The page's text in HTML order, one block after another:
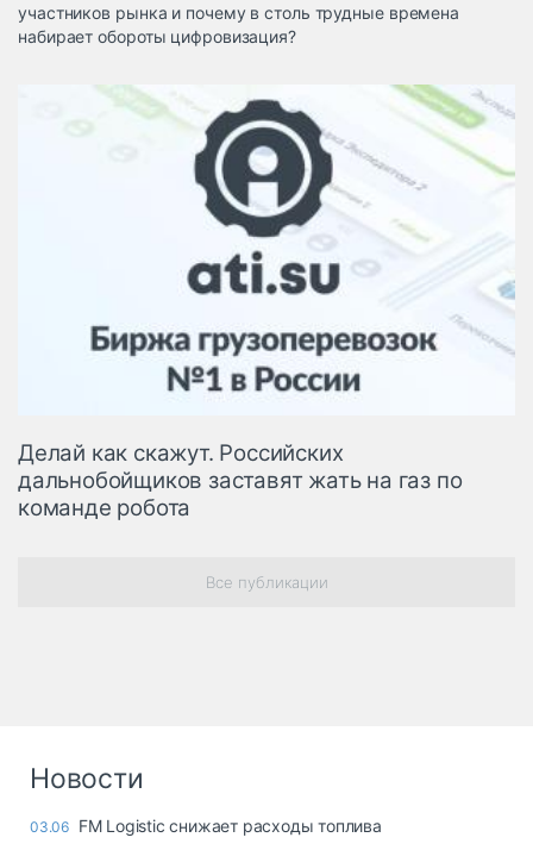
Спецтехника
Топливо, масла и
автохимия
участников рынка и почему в столь трудные времена
набирает обороты цифровизация?
Делай как скажут. Российских
дальнобойщиков заставят жать на газ по
команде робота
Все публикации
Новости
03.06 FM Logistic снижает расходы топлива